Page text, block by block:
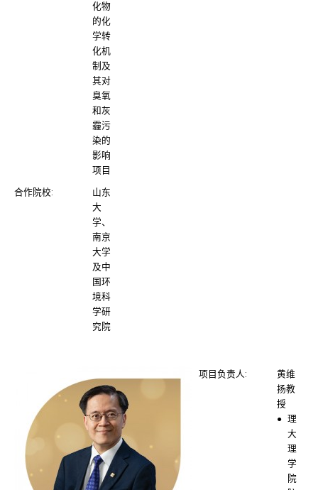
化物
的化
学转
化机
制及
其对
臭氧
和灰
霾污
染的
影响
项目
合作院校:
山东
大
学、
南京
大学
及中
国环
境科
学研
究院
项目负责人:
黄维
扬教
授
理
大
理
学
院